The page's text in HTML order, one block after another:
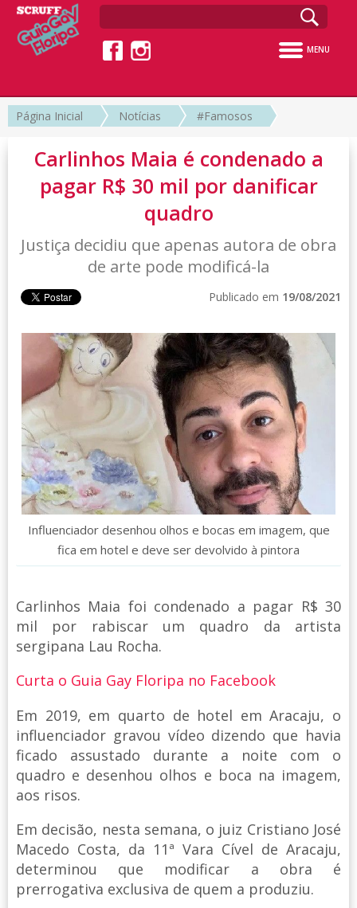
MENU
Página Inicial Notícias #Famosos
Carlinhos Maia é condenado a
pagar R$ 30 mil por danificar
quadro
Justiça decidiu que apenas autora de obra
de arte pode modificá-la
Publicado em 19/08/2021
Influenciador desenhou olhos e bocas em imagem, que
fica em hotel e deve ser devolvido à pintora
Carlinhos Maia foi condenado a pagar R$ 30
mil por rabiscar um quadro da artista
sergipana Lau Rocha.
Curta o Guia Gay Floripa no Facebook
Em 2019, em quarto de hotel em Aracaju, o
influenciador gravou vídeo dizendo que havia
ficado assustado durante a noite com o
quadro e desenhou olhos e boca na imagem,
aos risos.
Em decisão, nesta semana, o juiz Cristiano José
Macedo Costa, da 11ª Vara Cível de Aracaju,
determinou que modificar a obra é
prerrogativa exclusiva de quem a produziu.